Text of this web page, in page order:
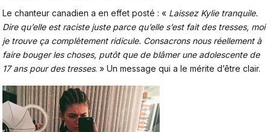
Le chanteur canadien a en effet posté : « Laissez Kylie tranquile.
Dire qu’elle est raciste juste parce qu’elle s’est fait des tresses, moi
je trouve ça complètement ridicule. Consacrons nous réellement à
faire bouger les choses, putôt que de blâmer une adolescente de
17 ans pour des tresses. » Un message qui a le mérite d’être clair.